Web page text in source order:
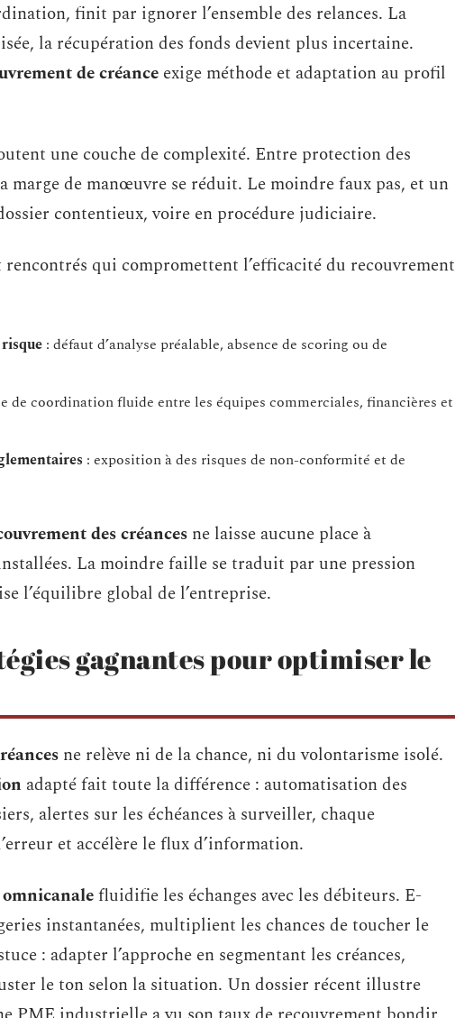
finit par ignorer l’ensemble des relances. La
la récupération des fonds devient plus incertaine.
de créance exige méthode et adaptation au profil
une couche de complexité. Entre protection des
marge de manœuvre se réduit. Le moindre faux pas, et un
contentieux, voire en procédure judiciaire.
qui compromettent l’efficacité du recouvrement
: défaut d’analyse préalable, absence de scoring ou de
de coordination fluide entre les équipes commerciales, financières et
: exposition à des risques de non-conformité et de
des créances ne laisse aucune place à
La moindre faille se traduit par une pression
l’équilibre global de l’entreprise.
gagnantes pour optimiser le
ne relève ni de la chance, ni du volontarisme isolé.
adapté fait toute la différence : automatisation des
alertes sur les échéances à surveiller, chaque
et accélère le flux d’information.
fluidifie les échanges avec les débiteurs. E-
instantanées, multiplient les chances de toucher le
: adapter l’approche en segmentant les créances,
le ton selon la situation. Un dossier récent illustre